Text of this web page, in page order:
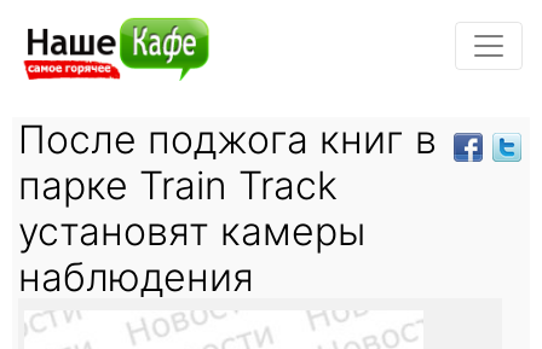
После поджога книг в
парке Train Track
установят камеры
наблюдения